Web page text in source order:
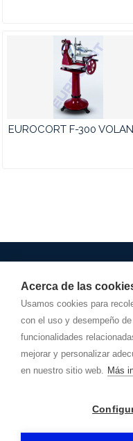
Acerca de las
Usamos cookies para
con el uso y desempeño
funcionalidades
mejorar y personalizar
en nuestro sitio web. Más
EUROCORT F-300
info@ eurocort.com
Dirección
POLÍGONO
31160- Orcoyen
EUROCOT AYERBE- Aviso
- By